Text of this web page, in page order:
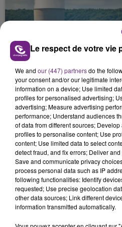
LA CENTRALE
TOUJOURS À L'ARRÊT
Cela fait déjà une
nucléaire ardennaise est
justifiée par la sécheresse
présente.
TITRES DIFFUSÉS
22h20
22h20
Le respect de votre vie
We and our (447) partnersdo the
your consent and/or our legitimate
information on a device; Use limited
profiles for personalised advertising;
advertising; Measure advertising
performance; Understand audiences
of data from different sources;
profiles to personalise content; Use
content; Use limited data to select
detect fraud, and fix errors; Deliver
Save and communicate privacy
process personal data such as IP
following functionalities: Identify
requested; Use precise geolocation
other data sources; Link different
information transmitted automatically.